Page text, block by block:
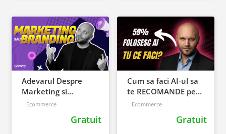
Adevarul Despre
Marketing si
Branding: Ce
Ecommerce
Gratuit
Cum sa faci AI-ul sa
te RECOMANDE pe
tine (nu pe
Ecommerce
Gratuit